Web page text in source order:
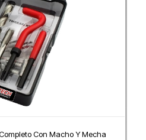
Con Macho Y Mecha